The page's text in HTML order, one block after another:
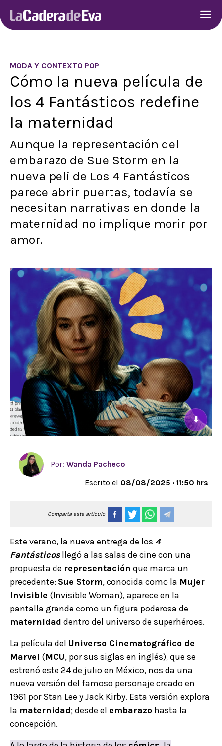
MODA Y CONTEXTO POP
Cómo la nueva película de
los 4 Fantásticos redefine
la maternidad
Aunque la representación del
embarazo de Sue Storm en la
nueva peli de Los 4 Fantásticos
parece abrir puertas, todavía se
necesitan narrativas en donde la
maternidad no implique morir por
amor.
⬇
Por: Wanda Pacheco
Escrito el 08/08/2025 · 11:50 hrs
Comparta este artículo
Este verano, la nueva entrega de los 4
Fantásticosllegó a las salas de cine con una
propuesta de representación que marca un
precedente: Sue Storm, conocida como la Mujer
Invisible (Invisible Woman), aparece en la
pantalla grande como un figura poderosa de
maternidad dentro del universo de superhéroes.
La película del Universo Cinematográfico de
Marvel (MCU, por sus siglas en inglés), que se
estrenó este 24 de julio en México, nos da una
nueva versión del famoso personaje creado en
1961 por Stan Lee y Jack Kirby. Esta versión explora
la maternidad; desde el embarazo hasta la
concepción.